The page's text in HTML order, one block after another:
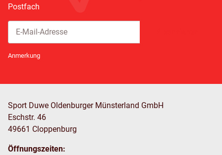
Postfach
Anmerkung
Sport Duwe Oldenburger Münsterland GmbH
Eschstr. 46
49661 Cloppenburg
Öffnungszeiten: